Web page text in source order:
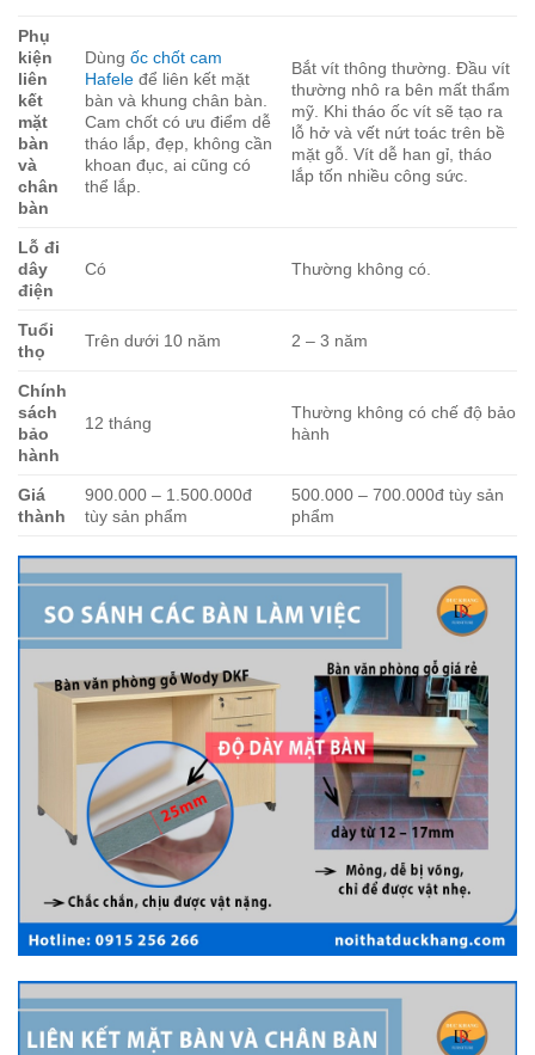
Phụ
kiện
liên
kết
mặt
bàn
và
chân
bàn
Dùng ốc chốt cam
Hafele để liên kết mặt
bàn và khung chân bàn.
Cam chốt có ưu điểm dễ
tháo lắp, đẹp, không cần
khoan đục, ai cũng có
thể lắp.
Bắt vít thông thường. Đầu vít
thường nhô ra bên mất thẩm
mỹ. Khi tháo ốc vít sẽ tạo ra
lỗ hở và vết nứt toác trên bề
mặt gỗ. Vít dễ han gỉ, tháo
lắp tốn nhiều công sức.
Lỗ đi
dây
điện
Có Thường không có.
Tuổi
thọ
Trên dưới 10 năm 2 – 3 năm
Chính
sách
bảo
hành
12 tháng
Thường không có chế độ bảo
hành
Giá
thành
900.000 – 1.500.000đ
tùy sản phẩm
500.000 – 700.000đ tùy sản
phẩm